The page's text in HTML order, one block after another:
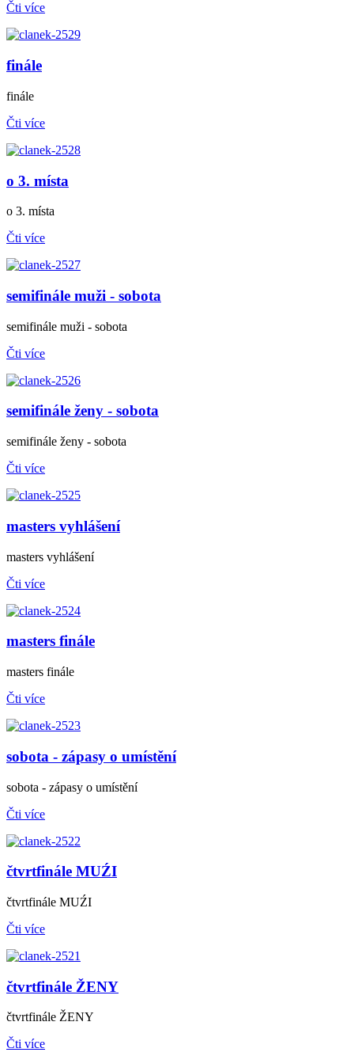
Čti více
finále
finále
Čti více
o 3. místa
o 3. místa
Čti více
semifinále muži - sobota
semifinále muži - sobota
Čti více
semifinále ženy - sobota
semifinále ženy - sobota
Čti více
masters vyhlášení
masters vyhlášení
Čti více
masters finále
masters finále
Čti více
sobota - zápasy o umístění
sobota - zápasy o umístění
Čti více
čtvrtfinále MUŹI
čtvrtfinále MUŹI
Čti více
čtvrtfinále ŽENY
čtvrtfinále ŽENY
Čti více